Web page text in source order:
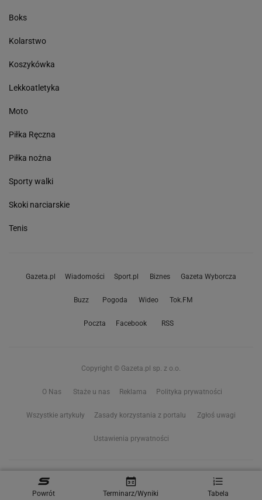
Powrót Terminarz/Wyniki Tabela
Boks
Kolarstwo
Koszykówka
Lekkoatletyka
Moto
Piłka Ręczna
Piłka nożna
Sporty walki
Skoki narciarskie
Tenis
Gazeta.pl Wiadomości Sport.pl Biznes Gazeta Wyborcza
Buzz Pogoda Wideo Tok.FM
Poczta Facebook RSS
Copyright © Gazeta.pl sp. z o.o.
O Nas Staże u nas Reklama Polityka prywatności
Wszystkie artykuły Zasady korzystania z portalu Zgłoś uwagi
Ustawienia prywatności
Właściciel niniejszego serwisu nie wyraża zgody na zwielokrotnianie ani inne
korzystanie z utworów rozpowszechnionych w tym serwisie, w celu
eksploracji tekstów i danych. Więcej informacji w